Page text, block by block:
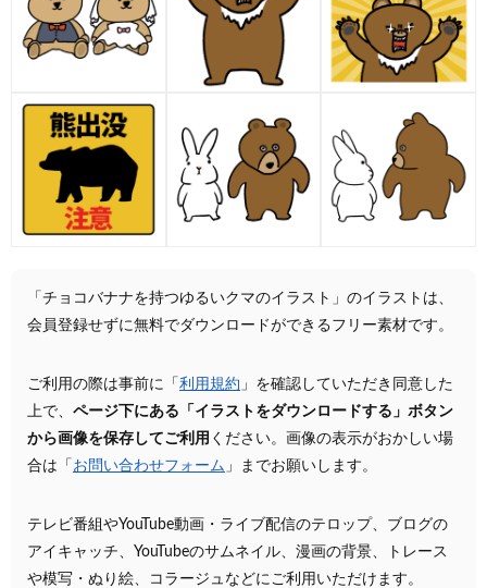
「チョコバナナを持つゆるいクマのイラスト」のイラストは、
会員登録せずに無料でダウンロードができるフリー素材です。
ご利用の際は事前に「 利用規約 」を確認していただき同意した
上で、 ページ下にある「イラストをダウンロードする」ボタン
から画像を保存してご利用 ください。画像の表示がおかしい場
合は「 お問い合わせフォーム 」までお願いします。
テレビ番組やYouTube動画・ライブ配信のテロップ、ブログの
アイキャッチ、YouTubeのサムネイル、漫画の背景、トレース
や模写・ぬり絵、コラージュなどにご利用いただけます。